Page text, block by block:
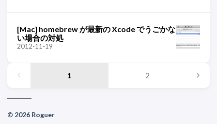
[Mac] homebrew が最新の Xcode でうごかな
い場合の対処
2012-11-19
1 2
© 2026 Roguer